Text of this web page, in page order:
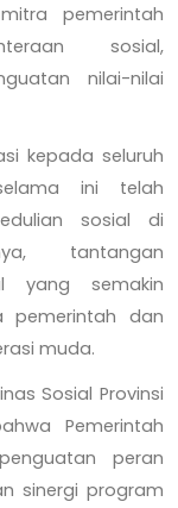
pemerintah
sosial,
nilai-nilai
kepada seluruh
ini telah
sosial di
tantangan
yang semakin
pemerintah dan
muda.
Sosial Provinsi
Pemerintah
peran
sinergi program